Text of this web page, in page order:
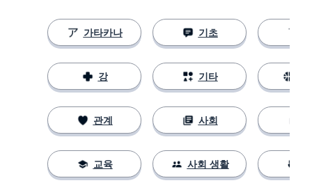
가타카나
강
관계
교육
기초
기타
사회
사회 생활